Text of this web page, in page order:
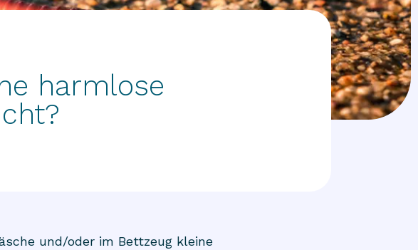
harmlose
und/oder im Bettzeug kleine